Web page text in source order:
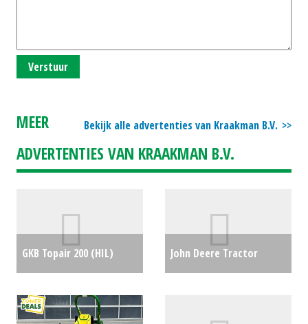
Verstuur
Bekijk alle advertenties van Kraakman B.V.
MEER
ADVERTENTIES VAN KRAAKMAN B.V.
GKB Topair 200 (HIL)
John Deere Tractor